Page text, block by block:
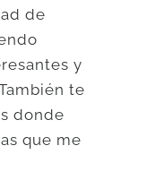
de
y
te
donde
que me